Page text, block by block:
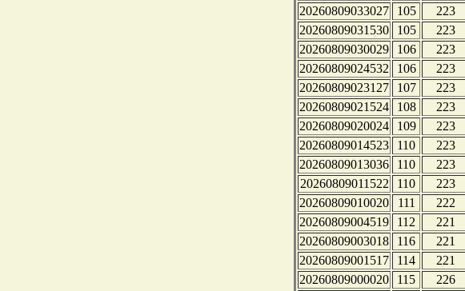
20260809033027
105 223
20260809031530
105 223
20260809030029
106 223
20260809024532
106 223
20260809023127
107 223
20260809021524
108 223
20260809020024
109 223
20260809014523
110 223
20260809013036
110 223
20260809011522
110 223
20260809010020
111 222
20260809004519
112 221
20260809003018
116 221
20260809001517
114 221
20260809000020
115 226